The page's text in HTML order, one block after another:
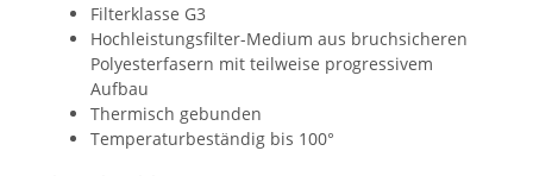
Filterklasse G3
Hochleistungsfilter-Medium aus bruchsicheren
Polyesterfasern mit teilweise progressivem
Aufbau
Thermisch gebunden
Temperaturbeständig bis 100°